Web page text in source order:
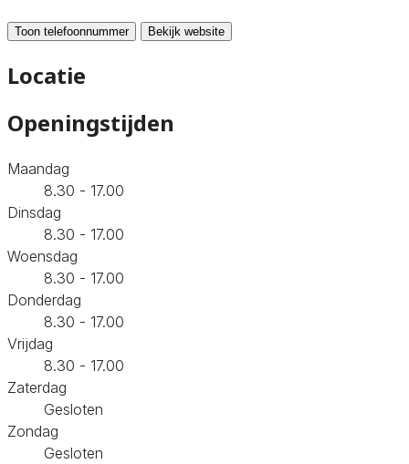
Toon telefoonnummer Bekijk website
Locatie
Openingstijden
Maandag
8.30 - 17.00
Dinsdag
8.30 - 17.00
Woensdag
8.30 - 17.00
Donderdag
8.30 - 17.00
Vrijdag
8.30 - 17.00
Zaterdag
Gesloten
Zondag
Gesloten